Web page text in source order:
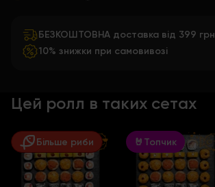
БЕЗКОШТОВНА доставка від 399 грн
10% знижки при самовивозі
Цей ролл в таких сетах
Більше риби 🤘Топчик